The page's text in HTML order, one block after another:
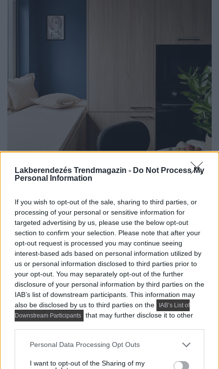
Lakberendezés Trendmagazin - Do Not Process My
Personal Information
If you wish to opt-out of the sale, sharing to third parties, or
processing of your personal or sensitive information for
targeted advertising by us, please use the below opt-out
section to confirm your selection. Please note that after your
opt-out request is processed you may continue seeing
interest-based ads based on personal information utilized by
us or personal information disclosed to third parties prior to
your opt-out. You may separately opt-out of the further
disclosure of your personal information by third parties on the
IAB’s list of downstream participants. This information may
also be disclosed by us to third parties on the
IAB’s List of
Downstream Participants
that may further disclose it to other
Please note that this website/app uses one or more Google
not limited to your visit or usage behaviour. You may click to
Personal Data Processing Opt Outs
I want to opt-out of the Sharing of my
A fő hangsúlyt a fürdőszobában és a konyhai hátfalon
megjelenő mélykék csempe kapta. A mennyezetre
festhető gipsz lámpatesteket választottak, amelyek
letisztult, sallangmentes összhatást eredményeznek.
A fürdőszoba eredeti elrendezése egy kényelmes és
tágas zuhanyzót tartalmazott, ezért a tervezők
megtartották annak elhelyezkedését, és egy falfülkében
funkcionális polcokkal egészítették ki. A pult alá egy
pontos tervezést és egyedi méretű ajtó alkalmazását
tette szükségessé. A mosdó mellett nagyméretű tükör